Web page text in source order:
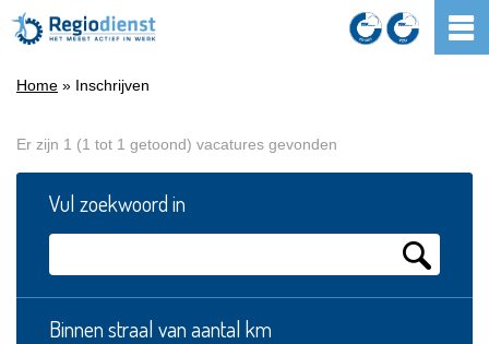
Home » Inschrijven
Er zijn 1 (1 tot 1 getoond) vacatures gevonden
Vul zoekwoord in
Binnen straal van aantal km